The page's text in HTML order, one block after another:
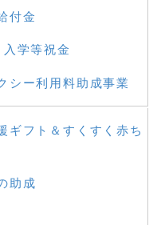
付金
学等祝金
シー利用料助成事業
ギフト＆すくすく赤ち
助成